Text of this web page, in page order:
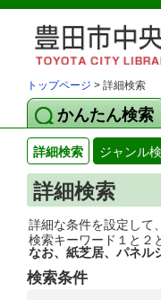
トップページ > 詳細検索
かんたん検索
詳細検索 ジャンル
詳細検索
詳細な条件を設定して
検索キーワード１と２
なお、紙芝居、パネル
検索条件